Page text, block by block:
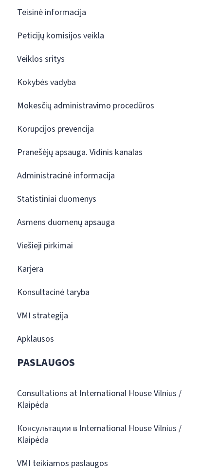
Teisinė informacija
Peticijų komisijos veikla
Veiklos sritys
Kokybės vadyba
Mokesčių administravimo procedūros
Korupcijos prevencija
Pranešėjų apsauga. Vidinis kanalas
Administracinė informacija
Statistiniai duomenys
Asmens duomenų apsauga
Viešieji pirkimai
Karjera
Konsultacinė taryba
VMI strategija
Apklausos
PASLAUGOS
Consultations at International House Vilnius /
Klaipėda
Консультации в International House Vilnius /
Klaipėda
VMI teikiamos paslaugos